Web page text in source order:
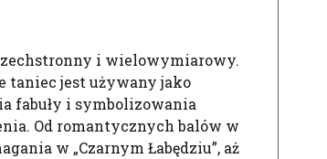
i wielowymiarowy.
taniec jest używany jako
fabuły i symbolizowania
Od romantycznych balów w
w „Czarnym Łabędziu”, aż